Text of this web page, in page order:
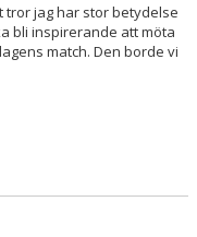
tror jag har stor betydelse
bli inspirerande att möta
match. Den borde vi